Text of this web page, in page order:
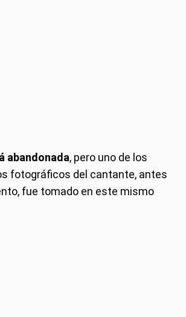
abandonada, pero uno de los
fotográficos del cantante, antes
fue tomado en este mismo